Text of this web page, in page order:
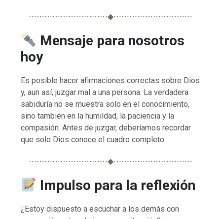
⋯⋯⋯⋯⋯⋯⋯⋯⋯⋯◆⋯⋯⋯⋯⋯⋯⋯⋯⋯⋯
Mensaje para nosotros
hoy
Es posible hacer afirmaciones correctas sobre Dios
y, aun así, juzgar mal a una persona. La verdadera
sabiduría no se muestra solo en el conocimiento,
sino también en la humildad, la paciencia y la
compasión. Antes de juzgar, deberíamos recordar
que solo Dios conoce el cuadro completo.
⋯⋯⋯⋯⋯⋯⋯⋯⋯⋯◆⋯⋯⋯⋯⋯⋯⋯⋯⋯⋯
Impulso para la reflexión
¿Estoy dispuesto a escuchar a los demás con